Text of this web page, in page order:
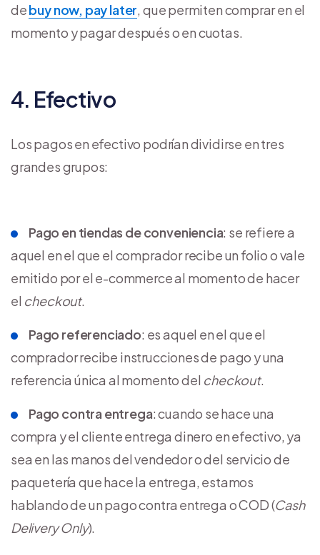
debuy now, pay later, que permiten comprar en el
momento y pagar después o en cuotas.
4. Efectivo
Los pagos en efectivo podrían dividirse en tres
grandes grupos:
Pago en tiendas de conveniencia: se refiere a
aquel en el que el comprador recibe un folio o vale
emitido por el e-commerce al momento de hacer
el checkout.
Pago referenciado: es aquel en el que el
comprador recibe instrucciones de pago y una
referencia única al momento del checkout.
Pago contra entrega: cuando se hace una
compra y el cliente entrega dinero en efectivo, ya
sea en las manos del vendedor o del servicio de
paquetería que hace la entrega, estamos
hablando de un pago contra entrega o COD (Cash
Delivery Only).